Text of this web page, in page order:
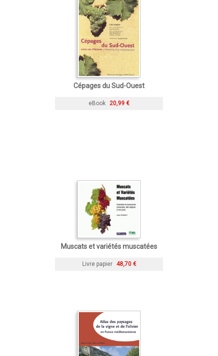
Cépages du Sud-Ouest
eBook 20,99 €
Muscats et variétés muscatées
Livre papier 48,70 €